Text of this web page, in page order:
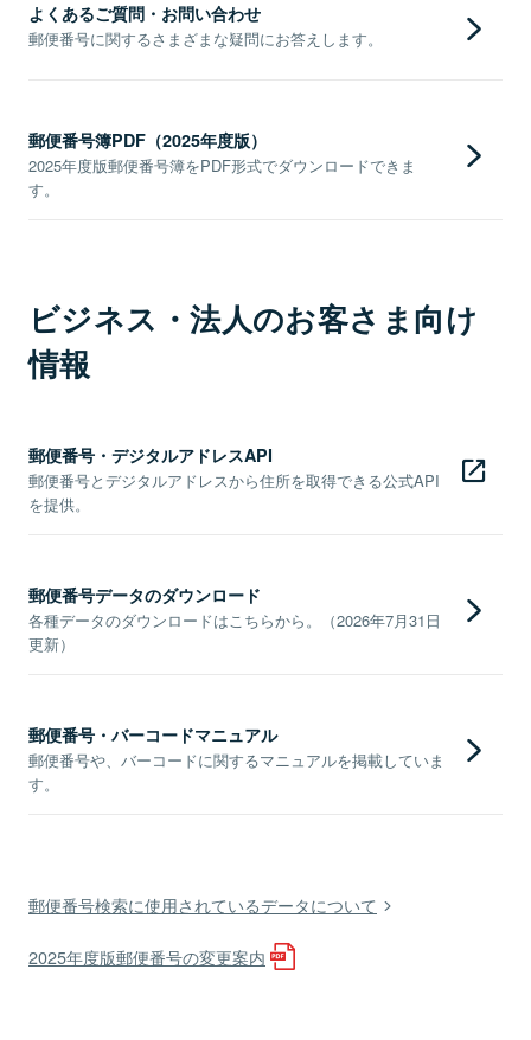
よくあるご質問・お問い合わせ
郵便番号に関するさまざまな疑問にお答えします。
郵便番号簿PDF（2025年度版）
2025年度版郵便番号簿をPDF形式でダウンロードできま
す。
ビジネス・法人のお客さま向け
情報
郵便番号・デジタルアドレスAPI
郵便番号とデジタルアドレスから住所を取得できる公式API
を提供。
郵便番号データのダウンロード
各種データのダウンロードはこちらから。（2026年7月31日
更新）
郵便番号・バーコードマニュアル
郵便番号や、バーコードに関するマニュアルを掲載していま
す。
郵便番号検索に使用されているデータについて
2025年度版郵便番号の変更案内